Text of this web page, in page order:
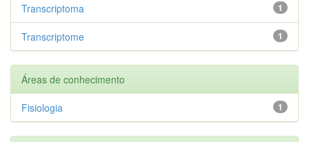
1
Transcriptoma
1
Transcriptome
Áreas de conhecimento
1
Fisiologia